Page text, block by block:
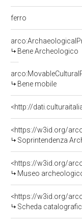
ferro
Bene Archeologico
Bene mobile
<http://
<https://w3id.org/
Soprintendenza
<https://w3id.org/
Museo
<https://w3id.org/
Scheda